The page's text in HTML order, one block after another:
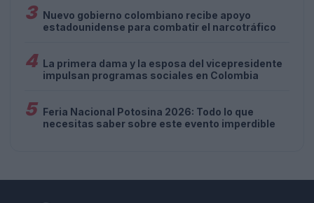
3 Nuevo gobierno colombiano recibe apoyo
estadounidense para combatir el narcotráfico
4 La primera dama y la esposa del vicepresidente
impulsan programas sociales en Colombia
5 Feria Nacional Potosina 2026: Todo lo que
necesitas saber sobre este evento imperdible